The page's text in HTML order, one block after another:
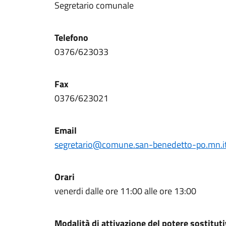
Segretario comunale
Telefono
0376/623033
Fax
0376/623021
Email
segretario@comune.san-benedetto-
Orari
venerdi dalle ore 11:00 alle ore 13:00
Modalità di attivazione del potere